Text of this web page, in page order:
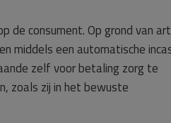
de consument. Op grond van
middels een automatische
zelf voor betaling zorg te
zoals zij in het bewuste